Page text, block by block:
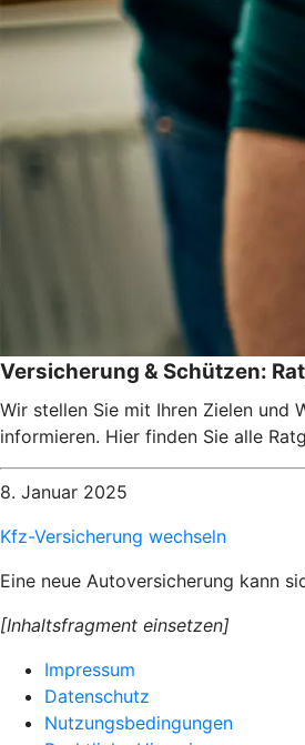
Versicherung & Schützen:
Wir stellen Sie mit Ihren Zielen und
informieren. Hier finden Sie alle
8. Januar 2025
Kfz-Versicherung wechseln
Eine neue Autoversicherung kann
[Inhaltsfragment einsetzen]
Impressum
Datenschutz
Nutzungsbedingungen